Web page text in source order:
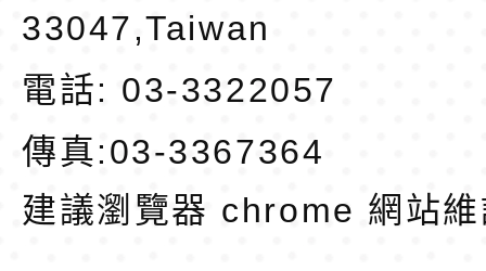
33047,Taiwan
電話: 03-3322057
傳真:03-3367364
建議瀏覽器 chrome 網站